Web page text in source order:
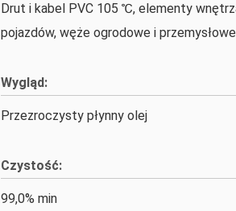
Drut i kabel PVC 105 ℃, elementy
pojazdów, węże ogrodowe i przemysłowe
Wygląd:
Przezroczysty płynny olej
Czystość:
99,0% min